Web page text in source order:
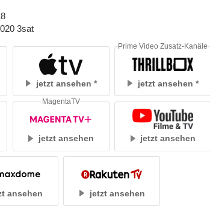
3sat
jetzt ansehen jetzt ansehen
Prime Video Zusatz-Kanäle
jetzt ansehen
MagentaTV
jetzt ansehen
ansehen jetzt ansehen